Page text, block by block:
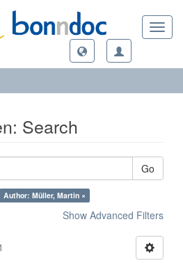
Search
Go
Author: Müller, Martin ×
Show Advanced Filters